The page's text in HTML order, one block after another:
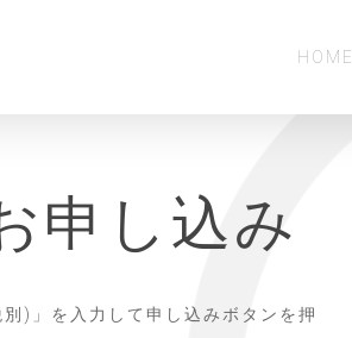
HOME
申し込み
)」を入力して申し込みボタンを押